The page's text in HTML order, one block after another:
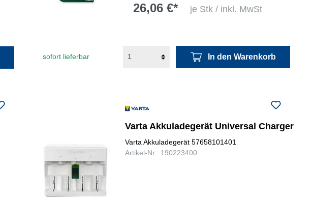
26,06 €* je Stk / inkl. MwSt
sofort lieferbar In den Warenkorb
Varta Akkuladegerät Universal Charger
Varta Akkuladegerät 57658101401
Artikel-Nr.: 190223400